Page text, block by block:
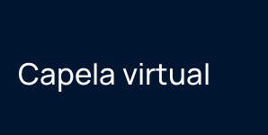
Capela virtual